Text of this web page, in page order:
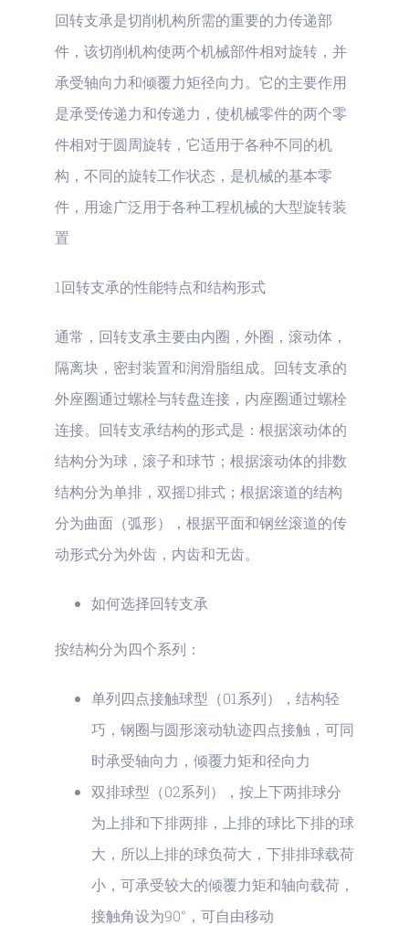
回转支承是切削机构所需的重要的力传递部
件，该切削机构使两个机械部件相对旋转，并
承受轴向力和倾覆力矩径向力。它的主要作用
是承受传递力和传递力，使机械零件的两个零
件相对于圆周旋转，它适用于各种不同的机
构，不同的旋转工作状态，是机械的基本零
件，用途广泛用于各种工程机械的大型旋转装
置
1回转支承的性能特点和结构形式
通常，回转支承主要由内圈，外圈，滚动体，
隔离块，密封装置和润滑脂组成。回转支承的
外座圈通过螺栓与转盘连接，内座圈通过螺栓
连接。回转支承结构的形式是：根据滚动体的
结构分为球，滚子和球节；根据滚动体的排数
结构分为单排，双摇D排式；根据滚道的结构
分为曲面（弧形），根据平面和钢丝滚道的传
动形式分为外齿，内齿和无齿。
如何选择回转支承
按结构分为四个系列：
单列四点接触球型（01系列），结构轻
巧，钢圈与圆形滚动轨迹四点接触，可同
时承受轴向力，倾覆力矩和径向力
双排球型（02系列），按上下两排球分
为上排和下排两排，上排的球比下排的球
大，所以上排的球负荷大，下排排球载荷
小，可承受较大的倾覆力矩和轴向载荷，
接触角设为90°，可自由移动